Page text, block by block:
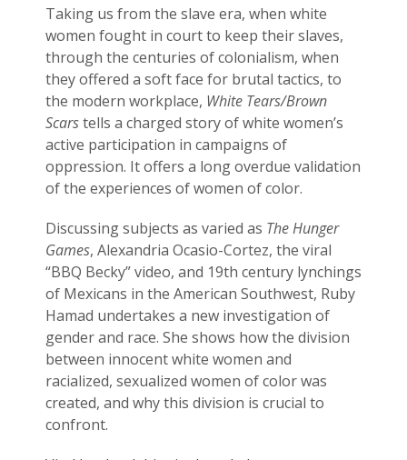
23 augustus: Lazy Queer
Sunday
26 juli: Lazy Queer Sunday
Vrijwilliger: Medewerker
Summer Stories 2026
21 juni: Lazy Queer Sunday
augustus 2026
juni 2026
Taking us from the slave era, when white
women fought in court to keep their slaves,
through the centuries of colonialism, when
they offered a soft face for brutal tactics, to
the modern workplace, White Tears/Brown
Scarstells a charged story of white women’s
active participation in campaigns of
oppression. It offers a long overdue validation
of the experiences of women of color.
Discussing subjects as varied as The Hunger
Games, Alexandria Ocasio-Cortez, the viral
“BBQ Becky” video, and 19th century lynchings
of Mexicans in the American Southwest, Ruby
Hamad undertakes a new investigation of
gender and race. She shows how the division
between innocent white women and
racialized, sexualized women of color was
created, and why this division is crucial to
confront.